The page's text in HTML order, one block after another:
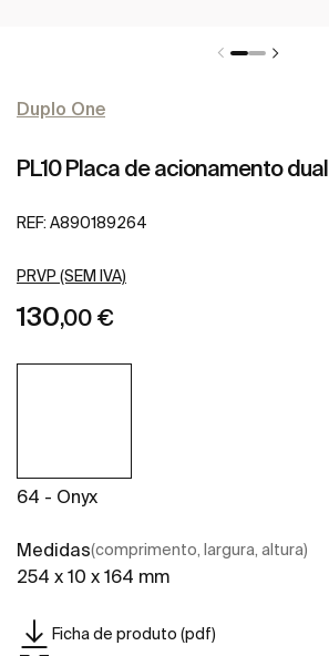
Duplo One
PL10 Placa de acionamento dual
REF: A890189264
PRVP (SEM IVA)
130,00 €
64 - Onyx
Medidas(comprimento, largura, altura)
254 x 10 x 164 mm
Ficha de produto (pdf)